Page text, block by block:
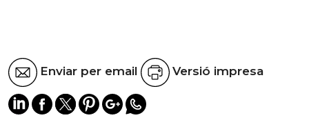
Enviar per email Versió impresa